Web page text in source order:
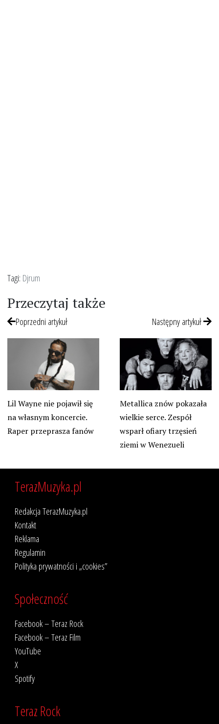
Tagi: Djrum
Przeczytaj także
Poprzedni artykuł
Lil Wayne nie pojawił się
na własnym koncercie.
Raper przeprasza fanów
Następny artykuł
Metallica znów pokazała
wielkie serce. Zespół
wsparł ofiary trzęsień
ziemi w Wenezueli
TerazMuzyka.pl
Redakcja TerazMuzyka.pl
Kontakt
Reklama
Regulamin
Polityka prywatności i „cookies”
Społeczność
Facebook – Teraz Rock
Facebook – Teraz Film
YouTube
X
Spotify
Teraz Rock